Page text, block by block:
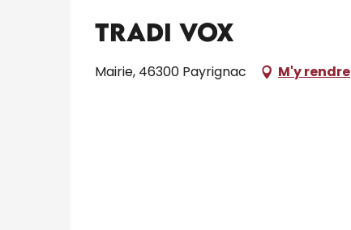
Tradi Vox
Mairie, 46300 Payrignac M'y rendre